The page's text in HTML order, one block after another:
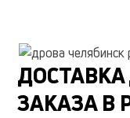
без гнили
недорого
ЗАКАЗА В